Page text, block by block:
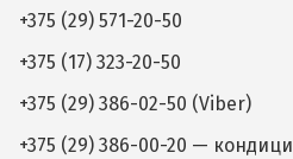
+375 (29) 571-20-50
+375 (17) 323-20-50
+375 (29) 386-02-50 (Viber)
+375 (29) 386-00-20 —